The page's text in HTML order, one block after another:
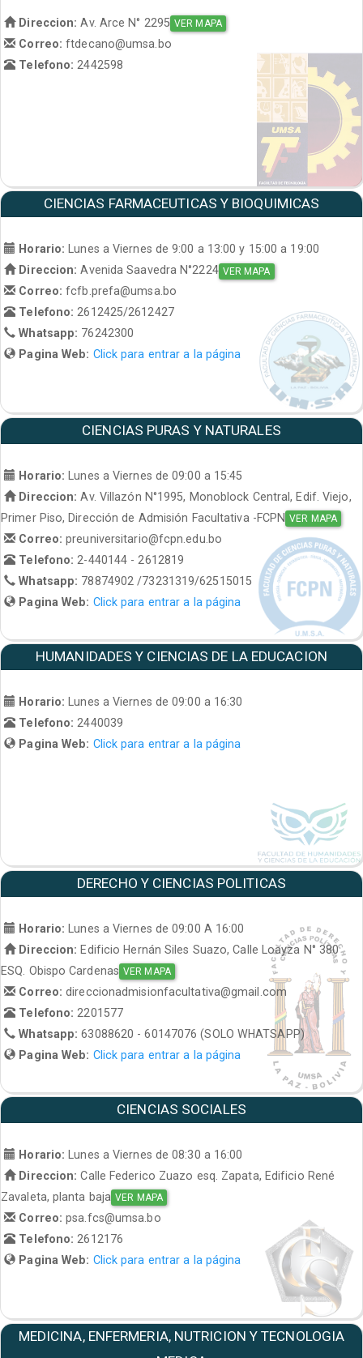
Direccion: Av. Arce N° 2295 VER MAPA
Correo:ftdecano@umsa.bo
Telefono: 2442598
CIENCIAS FARMACEUTICAS Y BIOQUIMICAS
Horario: Lunes a Viernes de 9:00 a 13:00 y 15:00 a 19:00
Direccion: Avenida Saavedra N°2224 VER MAPA
Correo:fcfb.prefa@umsa.bo
Telefono:2612425/2612427
Whatsapp: 76242300
Pagina Web: Click para entrar a la página
CIENCIAS PURAS Y NATURALES
Horario:
Lunes a Viernes de 09:00 a 15:45
Direccion: Av. Villazón N°1995, Monoblock Central, Edif. Viejo,
Primer Piso, Dirección de Admisión Facultativa -FCPN VER MAPA
Correo:preuniversitario@fcpn.edu.bo
Telefono: 2-440144 - 2612819
Whatsapp: 78874902 /73231319/62515015
Pagina Web: Click para entrar a la página
HUMANIDADES Y CIENCIAS DE LA EDUCACION
Horario: Lunes a Viernes de 09:00 a 16:30
Telefono:2440039
Pagina Web: Click para entrar a la página
DERECHO Y CIENCIAS POLITICAS
Horario:
Lunes a Viernes de 09:00 A 16:00
Direccion: Edificio Hernán Siles Suazo, Calle Loayza N° 380
ESQ. Obispo Cardenas VER MAPA
Correo:direccionadmisionfacultativa@gmail.com
Telefono: 2201577
Whatsapp:63088620 - 60147076 (SOLO WHATSAPP)
Pagina Web: Click para entrar a la página
CIENCIAS SOCIALES
Horario:
Lunes a Viernes de 08:30 a 16:00
Direccion: Calle Federico Zuazo esq. Zapata, Edificio René
Zavaleta, planta baja VER MAPA
Correo:psa.fcs@umsa.bo
Telefono: 2612176
Pagina Web: Click para entrar a la página
MEDICINA, ENFERMERIA, NUTRICION Y TECNOLOGIA